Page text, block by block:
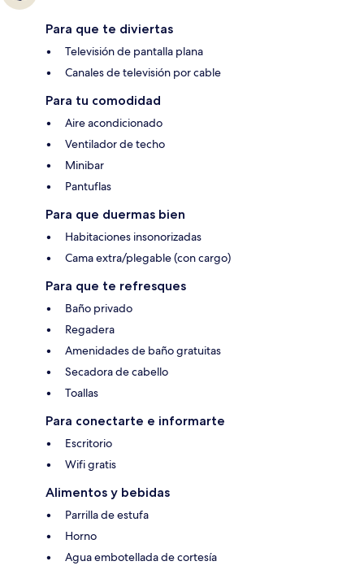
Para que te diviertas
Televisión de pantalla plana
Canales de televisión por cable
Para tu comodidad
Aire acondicionado
Ventilador de techo
Minibar
Pantuflas
Para que duermas bien
Habitaciones insonorizadas
Cama extra/plegable (con cargo)
Para que te refresques
Baño privado
Regadera
Amenidades de baño gratuitas
Secadora de cabello
Toallas
Para conectarte e informarte
Escritorio
Wifi gratis
Alimentos y bebidas
Parrilla de estufa
Horno
Agua embotellada de cortesía